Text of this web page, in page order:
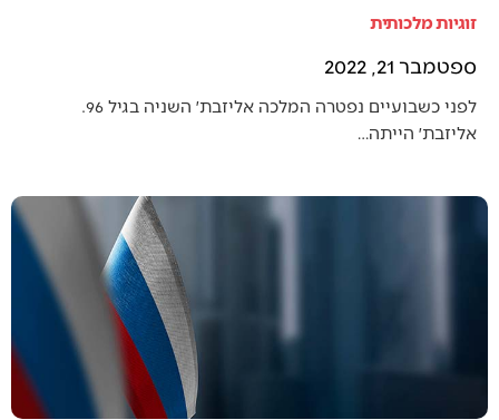
זוגיות מלכותית
ספטמבר 21, 2022
אליזבת׳ הייתה…